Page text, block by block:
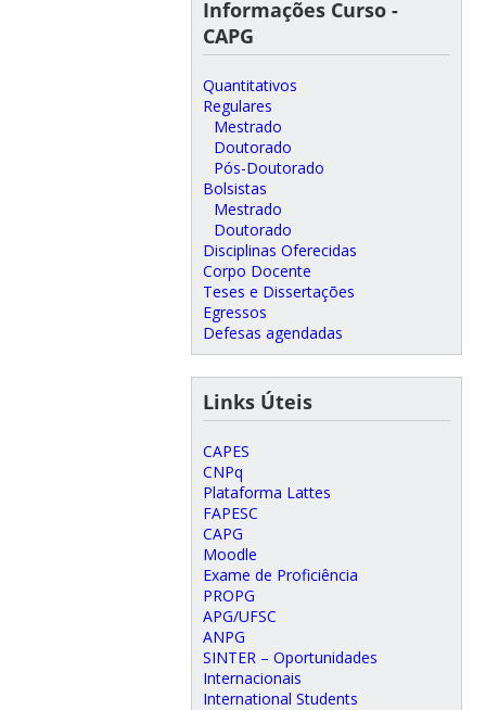
Informações Curso -
CAPG
Quantitativos
Regulares
Mestrado
Doutorado
Pós-Doutorado
Bolsistas
Mestrado
Doutorado
Disciplinas Oferecidas
Corpo Docente
Teses e Dissertações
Egressos
Defesas agendadas
Links Úteis
CAPES
CNPq
Plataforma Lattes
FAPESC
CAPG
Moodle
Exame de Proficiência
PROPG
APG/UFSC
ANPG
SINTER – Oportunidades
Internacionais
International Students